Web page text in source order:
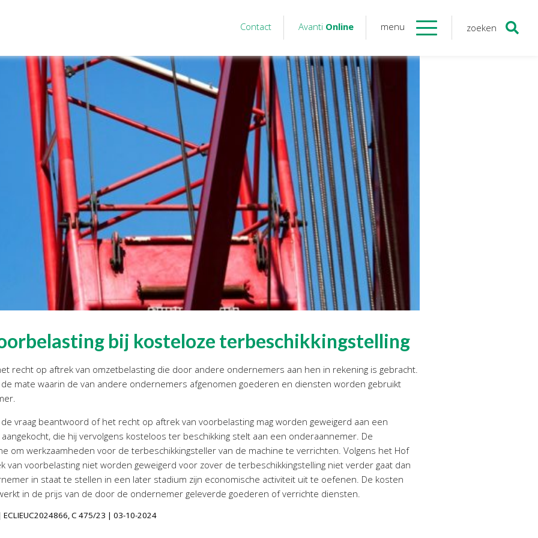
Contact Avanti Online menu zoeken
personeel
advies
Purmerend
Nieuws&informatie
Nieuwsbrief
Nieuwsoverzicht
Handige links
Downloads
Contact
AvantiOnline
Twinfield – Boekhouden
BaseCone – Facturen
Visionplanner – Rapportage
Klantenportaal – Online dossiers
Online Salaris – Salarissen
Nextens-Accorderen aangiften
bij kosteloze terbeschikkingstelling
recht op aftrek van omzetbelasting die door andere ondernemers aan hen in rekening is gebracht.
mate waarin de van andere ondernemers afgenomen goederen en diensten worden gebruikt
vraag beantwoord of het recht op aftrek van voorbelasting mag worden geweigerd aan een
die hij vervolgens kosteloos ter beschikking stelt aan een onderaannemer. De
om werkzaamheden voor de terbeschikkingsteller van de machine te verrichten. Volgens het Hof
van voorbelasting niet worden geweigerd voor zover de terbeschikkingstelling niet verder gaat dan
in staat te stellen in een later stadium zijn economische activiteit uit te oefenen. De kosten
in de prijs van de door de ondernemer geleverde goederen of verrichte diensten.
C 475/23 | 03-10-2024